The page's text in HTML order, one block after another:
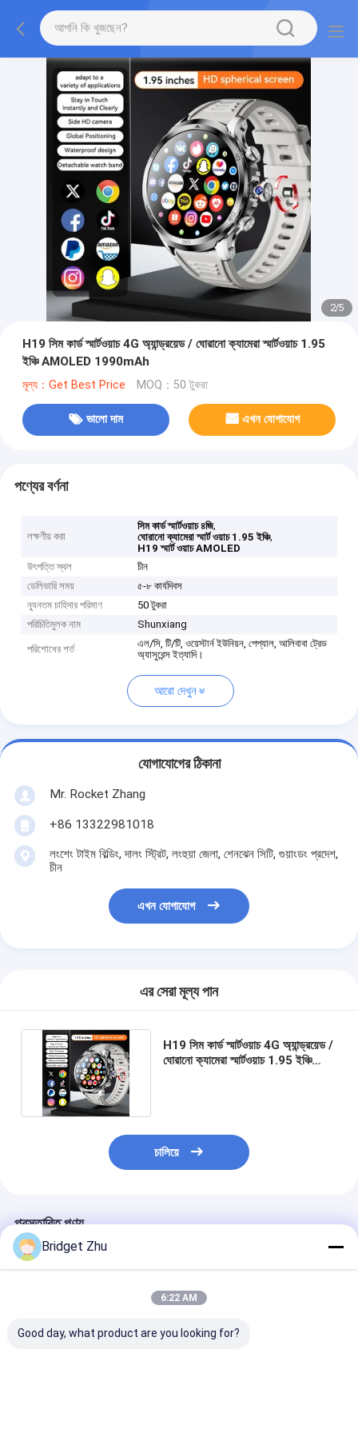
2/5
H19 সিম কার্ড স্মার্টওয়াচ 4G অ্যান্ড্রয়েড / ঘোরানো ক্যামেরা স্মার্টওয়াচ 1.95
ইঞ্চি AMOLED 1990mAh
মূল্য：Get Best Price MOQ：50 টুকরা
ভালো দাম এখন যোগাযোগ
পণ্যের বর্ণনা
লক্ষণীয় করা
সিম কার্ড স্মার্টওয়াচ ৪জি,
ঘোরানো ক্যামেরা স্মার্ট ওয়াচ 1.95 ইঞ্চি,
H19 স্মার্ট ওয়াচ AMOLED
উৎপত্তি স্থল
চীন
ডেলিভারি সময়
৫-৮ কার্যদিবস
ন্যূনতম চাহিদার পরিমাণ
50 টুকরা
পরিচিতিমুলক নাম
Shunxiang
পরিশোধের শর্ত
এল/সি, টি/টি, ওয়েস্টার্ন ইউনিয়ন, পেপ্যাল, আলিবাবা ট্রেড
অ্যাসুরেন্স ইত্যাদি।
আরো দেখুন
যোগাযোগের ঠিকানা
Mr. Rocket Zhang
+86 13322981018
লংশেং টাইম বিল্ডিং, দালং স্ট্রিট, লংহুয়া জেলা, শেনঝেন সিটি, গুয়াংডং প্রদেশ,
চীন
এখন যোগাযোগ
এর সেরা মূল্য পান
H19 সিম কার্ড স্মার্টওয়াচ 4G অ্যান্ড্রয়েড /
ঘোরানো ক্যামেরা স্মার্টওয়াচ 1.95 ইঞ্চি
চালিয়ে
প্রস্তাবিত পণ্য
Bridget Zhu
6:22 AM
Good day, what product are you looking for?